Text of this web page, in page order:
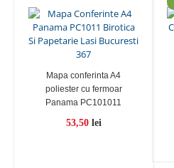
Mapa conferinta A4
poliester cu fermoar
Panama PC101011
53,50 lei